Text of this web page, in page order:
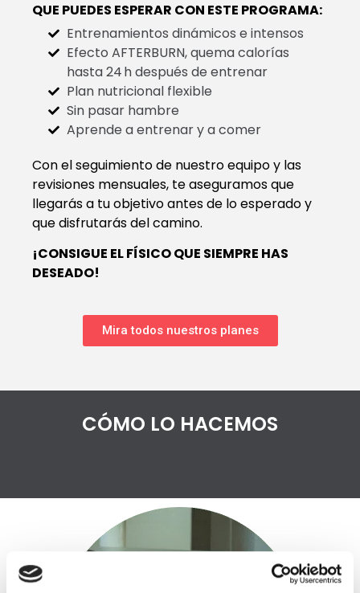
QUE PUEDES ESPERAR CON ESTE PROGRAMA:
Entrenamientos dinámicos e intensos
Efecto AFTERBURN, quema calorías
hasta 24 h después de entrenar
Plan nutricional flexible
Sin pasar hambre
Aprende a entrenar y a comer
Con el seguimiento de nuestro equipo y las
revisiones mensuales, te aseguramos que
llegarás a tu objetivo antes de lo esperado y
que disfrutarás del camino.
¡CONSIGUE EL FÍSICO QUE SIEMPRE HAS
DESEADO!
Mira todos nuestros planes
CÓMO LO HACEMOS